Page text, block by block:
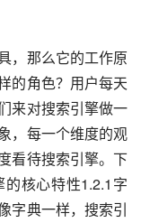
，那么它的工作原
的角色？用户每天
来对搜索引擎做一
，每一个维度的观
看待搜索引擎。下
核心特性1.2.1字
字典一样，搜索引